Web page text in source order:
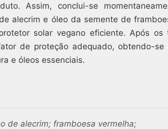
Assim, conclui-se
alecrim e óleo da semente de
solar vegano eficiente. Após os
de proteção adequado, obtendo-se
e óleos essenciais.
de alecrim; framboesa vermelha;